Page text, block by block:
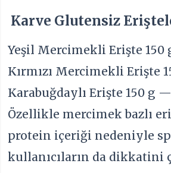
Karve Glutensiz
Yeşil Mercimekli Erişte
Kırmızı Mercimekli Erişte
Karabuğdaylı Erişte 150 g
Özellikle mercimek bazlı
protein içeriği nedeniyle
kullanıcıların da dikkatini